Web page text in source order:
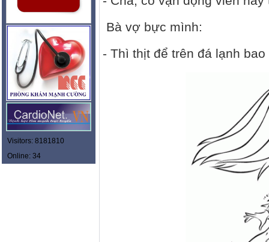
Visitors: 8181810
Online: 34
Bà vợ bực mình:
- Thì thịt để trên đá lạnh